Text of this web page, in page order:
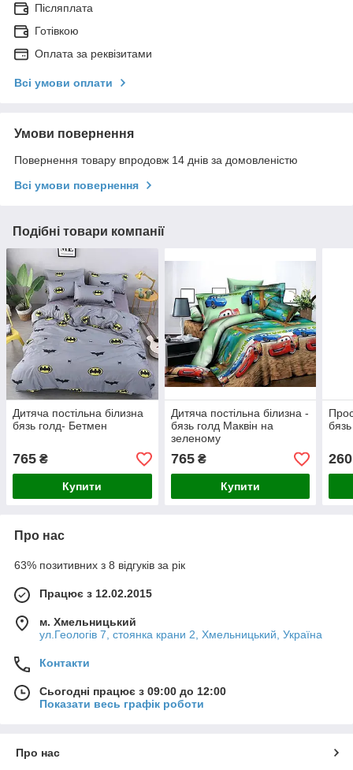
Післяплата
Готівкою
Оплата за реквізитами
Всі умови оплати
Умови повернення
Повернення товару впродовж 14 днів за домовленістю
Всі умови повернення
Подібні товари компанії
Дитяча постільна білизна
бязь голд- Бетмен
765 ₴
Купити
Дитяча постільна білизна -
бязь голд Маквін на
зеленому
765₴
Купити
260
Про нас
63% позитивних з 8 відгуків за рік
Працює з 12.02.2015
м. Хмельницький
ул.Геологів 7, стоянка крани 2, Хмельницький, Україна
Контакти
Сьогодні працює з 09:00 до 12:00
Показати весь графік роботи
Про нас